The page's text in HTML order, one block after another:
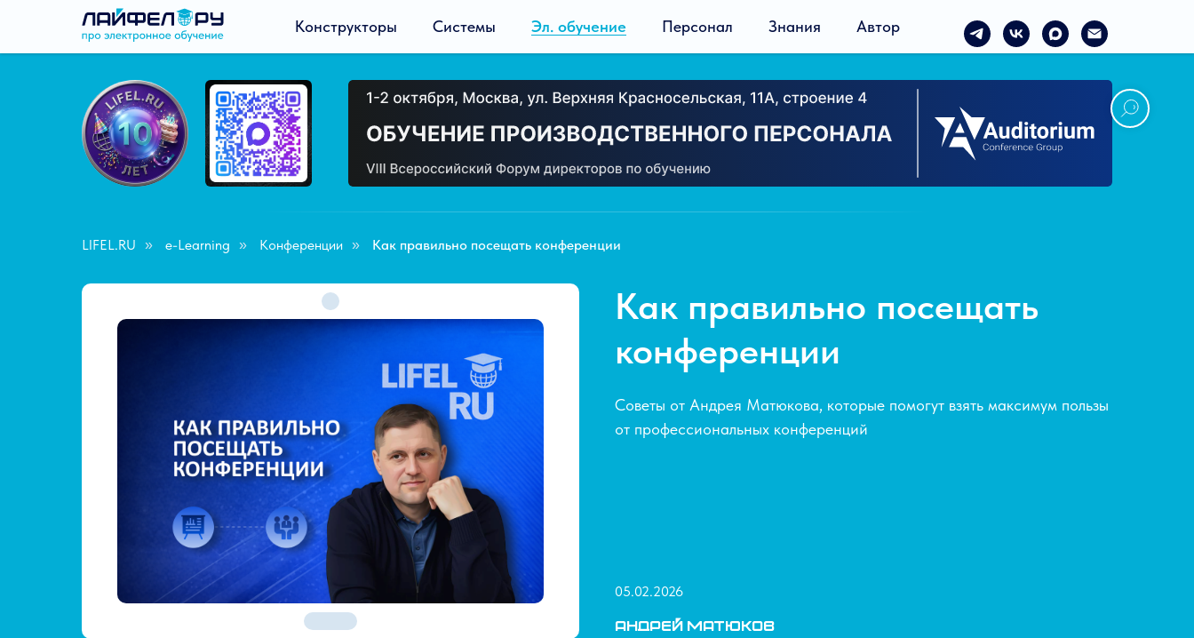
Конструкторы Системы Эл. обучение Персонал Знания Автор
LIFEL.RU » e-Learning » Конференции » Как правильно посещать конференции
Как правильно посещать
конференции
05.02.2026
Андрей Матюков
Советы от Андрея Матюкова, которые помогут взять максимум пользы
от профессиональных конференций